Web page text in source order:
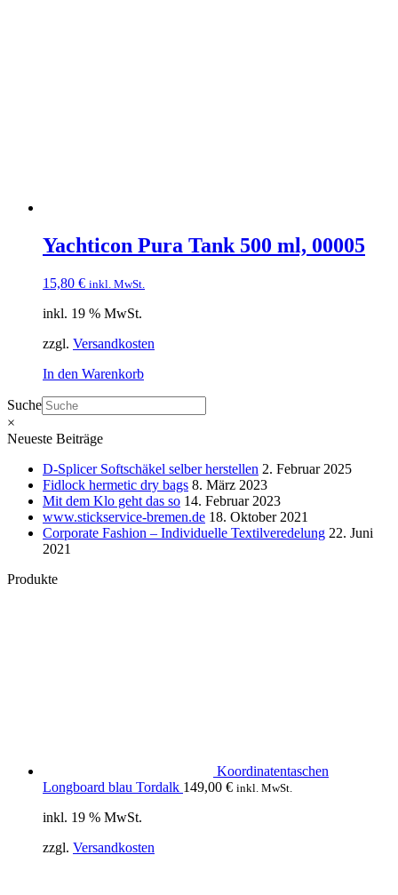
Yachticon Pura Tank 500 ml, 00005
15,80 € inkl. MwSt.
inkl. 19 % MwSt.
zzgl. Versandkosten
In den Warenkorb
Suche
×
Neueste Beiträge
D-Splicer Softschäkel selber herstellen 2. Februar 2025
Fidlock hermetic dry bags 8. März 2023
Mit dem Klo geht das so 14. Februar 2023
www.stickservice-bremen.de 18. Oktober 2021
Corporate Fashion – Individuelle Textilveredelung 22. Juni
2021
Produkte
Koordinatentaschen
Longboard blau Tordalk 149,00 € inkl. MwSt.
inkl. 19 % MwSt.
zzgl. Versandkosten